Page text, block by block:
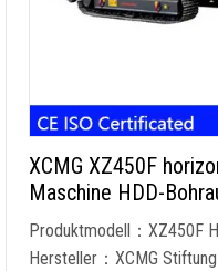
XCMG XZ450F
Maschine HDD-
Produktmodell：XZ450F
Hersteller：XCMG